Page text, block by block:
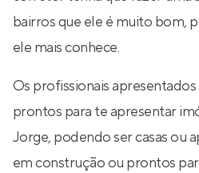
bairros que ele é muito bom,
ele mais conhece.
Os profissionais
prontos para te apresentar
Jorge, podendo ser casas ou
em construção ou prontos